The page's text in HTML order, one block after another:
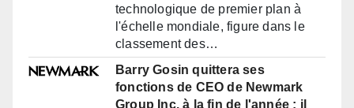
technologique de premier plan à
l'échelle mondiale, figure dans le
classement des…
Barry Gosin quittera ses
fonctions de CEO de Newmark
Group Inc. à la fin de l'année ; il